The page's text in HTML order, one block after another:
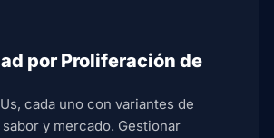
por Proliferación de
cada uno con variantes de
y mercado. Gestionar